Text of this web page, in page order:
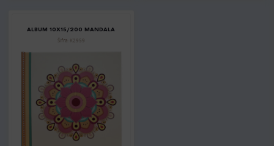
ALBUM 10X15/200 MANDALA
Šifra: K2959